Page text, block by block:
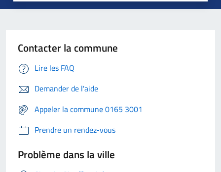
Contacter la commune
Lire les FAQ
Demander de l'aide
Appeler la commune 0165 3001
Prendre un rendez-vous
Problème dans la ville